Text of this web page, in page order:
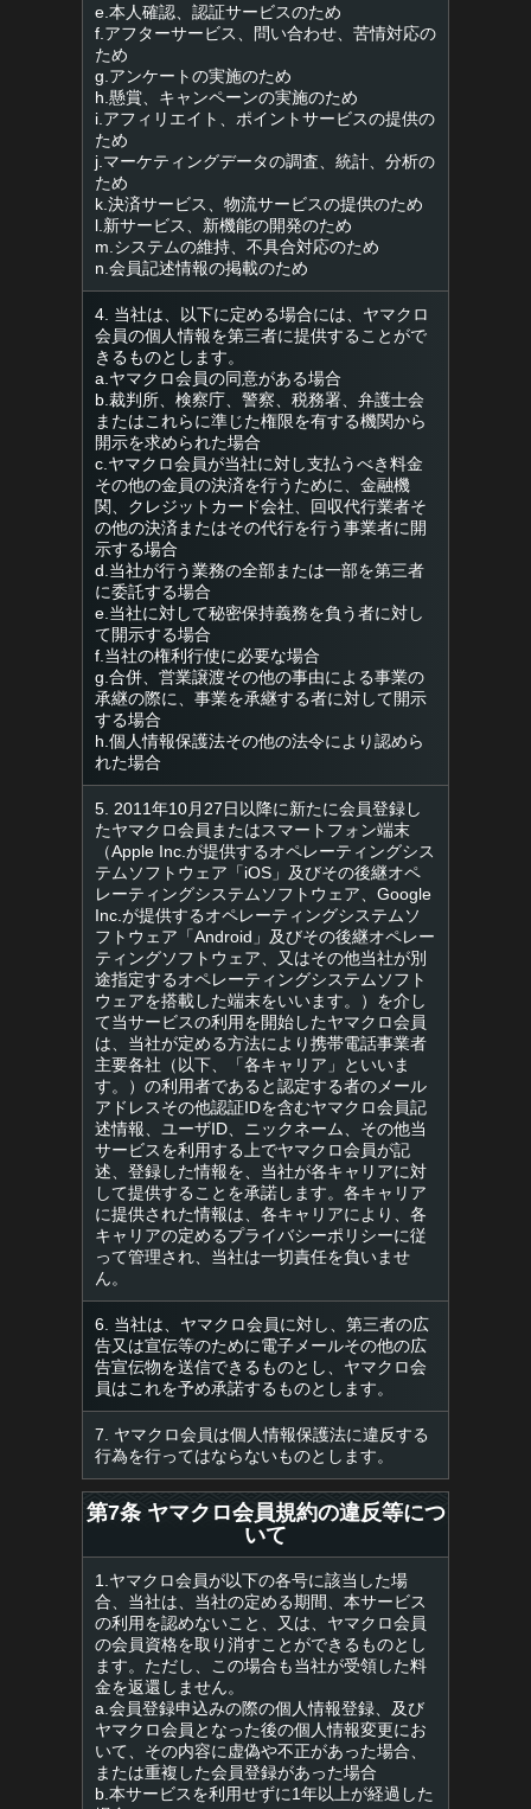
e.本人確認、認証サービスのため
f.アフターサービス、問い合わせ、苦情対応の
ため
g.アンケートの実施のため
h.懸賞、キャンペーンの実施のため
i.アフィリエイト、ポイントサービスの提供の
ため
j.マーケティングデータの調査、統計、分析の
ため
k.決済サービス、物流サービスの提供のため
l.新サービス、新機能の開発のため
m.システムの維持、不具合対応のため
n.会員記述情報の掲載のため
4. 当社は、以下に定める場合には、ヤマクロ
会員の個人情報を第三者に提供することがで
きるものとします。
a.ヤマクロ会員の同意がある場合
b.裁判所、検察庁、警察、税務署、弁護士会
またはこれらに準じた権限を有する機関から
開示を求められた場合
c.ヤマクロ会員が当社に対し支払うべき料金
その他の金員の決済を行うために、金融機
関、クレジットカード会社、回収代行業者そ
の他の決済またはその代行を行う事業者に開
示する場合
d.当社が行う業務の全部または一部を第三者
に委託する場合
e.当社に対して秘密保持義務を負う者に対し
て開示する場合
f.当社の権利行使に必要な場合
g.合併、営業譲渡その他の事由による事業の
承継の際に、事業を承継する者に対して開示
する場合
h.個人情報保護法その他の法令により認めら
れた場合
5. 2011年10月27日以降に新たに会員登録し
たヤマクロ会員またはスマートフォン端末
（Apple Inc.が提供するオペレーティングシス
テムソフトウェア「iOS」及びその後継オペ
レーティングシステムソフトウェア、Google
Inc.が提供するオペレーティングシステムソ
フトウェア「Android」及びその後継オペレー
ティングソフトウェア、又はその他当社が別
途指定するオペレーティングシステムソフト
ウェアを搭載した端末をいいます。）を介し
て当サービスの利用を開始したヤマクロ会員
は、当社が定める方法により携帯電話事業者
主要各社（以下、「各キャリア」といいま
す。）の利用者であると認定する者のメール
アドレスその他認証IDを含むヤマクロ会員記
述情報、ユーザID、ニックネーム、その他当
サービスを利用する上でヤマクロ会員が記
述、登録した情報を、当社が各キャリアに対
して提供することを承諾します。各キャリア
に提供された情報は、各キャリアにより、各
キャリアの定めるプライバシーポリシーに従
って管理され、当社は一切責任を負いませ
ん。
6. 当社は、ヤマクロ会員に対し、第三者の広
告又は宣伝等のために電子メールその他の広
告宣伝物を送信できるものとし、ヤマクロ会
員はこれを予め承諾するものとします。
7. ヤマクロ会員は個人情報保護法に違反する
行為を行ってはならないものとします。
第7条 ヤマクロ会員規約の違反等につ
いて
1.ヤマクロ会員が以下の各号に該当した場
合、当社は、当社の定める期間、本サービス
の利用を認めないこと、又は、ヤマクロ会員
の会員資格を取り消すことができるものとし
ます。ただし、この場合も当社が受領した料
金を返還しません。
a.会員登録申込みの際の個人情報登録、及び
ヤマクロ会員となった後の個人情報変更にお
いて、その内容に虚偽や不正があった場合、
または重複した会員登録があった場合
b.本サービスを利用せずに1年以上が経過した